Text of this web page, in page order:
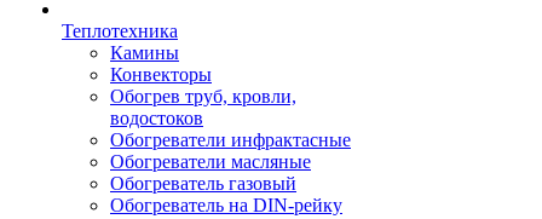
Теплотехника
Камины
Конвекторы
Обогрев труб, кровли,
водостоков
Обогреватели инфрактасные
Обогреватели масляные
Обогреватель газовый
Обогреватель на DIN-рейку